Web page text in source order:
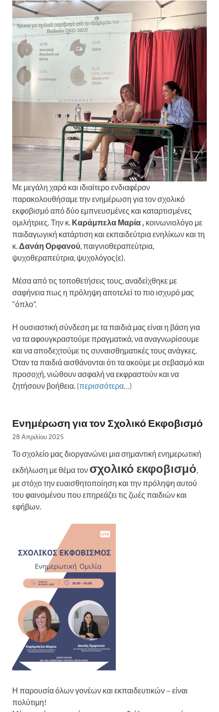
Με μεγάλη χαρά και ιδιαίτερο ενδιαφέρον
παρακολουθήσαμε την ενημέρωση για τον σχολικό
εκφοβισμό από δύο εμπνευσμένες και καταρτισμένες
ομιλήτριες. Την κ. Καράμπελα Μαρία , κοινωνιολόγο με
παιδαγωγική κατάρτιση και εκπαιδεύτρια ενηλίκων και τη
κ.Δανάη Ορφανού, παιγνιοθεραπεύτρια,
ψυχοθεραπεύτρια, ψυχολόγος(ε).
Μέσα από τις τοποθετήσεις τους, αναδείχθηκε με
σαφήνεια πως η πρόληψη αποτελεί το πιο ισχυρό μας
“όπλο”.
Η ουσιαστική σύνδεση με τα παιδιά μας είναι η βάση για
να τα αφουγκραστούμε πραγματικά, να αναγνωρίσουμε
και να αποδεχτούμε τις συναισθηματικές τους ανάγκες.
Όταν τα παιδιά αισθάνονται ότι τα ακούμε με σεβασμό και
προσοχή, νιώθουν ασφαλή να εκφραστούν και να
ζητήσουν βοήθεια. (περισσότερα…)
Ενημέρωση για τον Σχολικό Εκφοβισμό
28 Απριλίου 2025
Το σχολείο μας διοργανώνει μια σημαντική ενημερωτική
εκδήλωση με θέμα τον σχολικό εκφοβισμό,
με στόχο την ευαισθητοποίηση και την πρόληψη αυτού
του φαινομένου που επηρεάζει τις ζωές παιδιών και
εφήβων.
Η παρουσία όλων γονέων και εκπαιδευτικών – είναι
πολύτιμη!